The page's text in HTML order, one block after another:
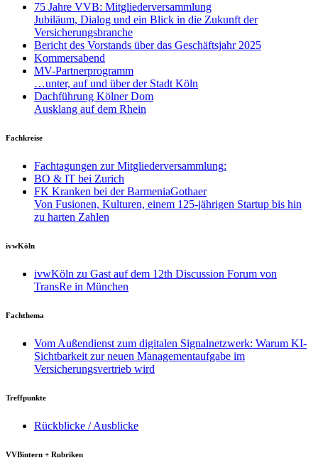
75 Jahre VVB: Mitgliederversammlung
Jubiläum, Dialog und ein Blick in die Zukunft der
Versicherungsbranche
Bericht des Vorstands über das Geschäftsjahr 2025
Kommersabend
MV-Partnerprogramm
…unter, auf und über der Stadt Köln
Dachführung Kölner Dom
Ausklang auf dem Rhein
Fachkreise
Fachtagungen zur Mitgliederversammlung:
BO & IT bei Zurich
FK Kranken bei der BarmeniaGothaer
Von Fusionen, Kulturen, einem 125-jährigen Startup bis hin
zu harten Zahlen
ivwKöln
ivwKöln zu Gast auf dem 12th Discussion Forum von
TransRe in München
Fachthema
Vom Außendienst zum digitalen Signalnetzwerk: Warum KI-
Sichtbarkeit zur neuen Managementaufgabe im
Versicherungsvertrieb wird
Treffpunkte
Rückblicke / Ausblicke
VVBintern + Rubriken